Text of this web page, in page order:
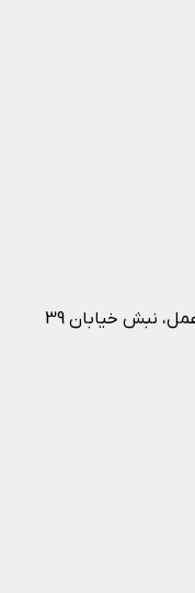
تهران، افسریه، 15 متری چهارم، بلوار نیکوعمل، نبش خیابان 39